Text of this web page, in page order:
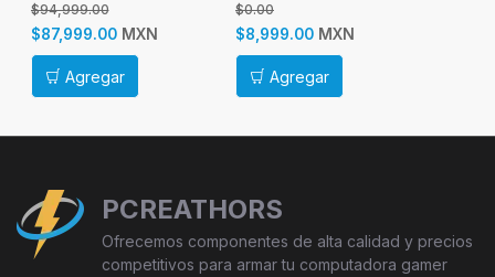
GDDR7, PCI Express 5.0
$94,999.00
$87,999.00 MXN
Agregar
PCI Express x16 5.0
$0.00
$8,999.00 MXN
Agregar
PCREATHORS
Ofrecemos componentes de alta calidad y precios
competitivos para armar tu computadora gamer